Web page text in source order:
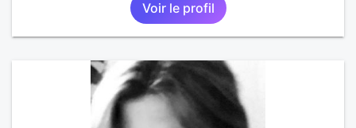
Voir le profil